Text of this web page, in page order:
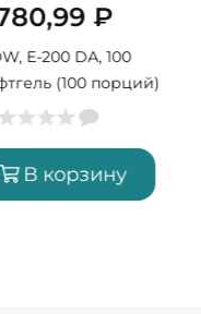
₽
E-200 DA, 100
(100 порций)
В корзину